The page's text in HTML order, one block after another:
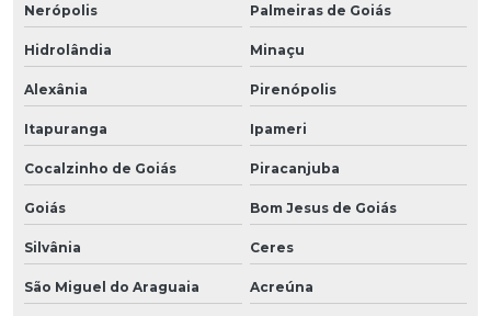
Nerópolis Palmeiras de Goiás
Hidrolândia Minaçu
Alexânia Pirenópolis
Itapuranga Ipameri
Cocalzinho de Goiás Piracanjuba
Goiás Bom Jesus de Goiás
Silvânia Ceres
São Miguel do Araguaia Acreúna